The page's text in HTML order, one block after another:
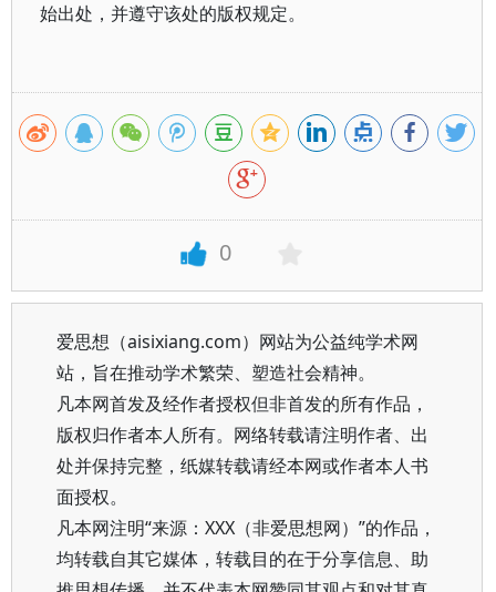
始出处，并遵守该处的版权规定。
0
爱思想（aisixiang.com）网站为公益纯学术网
站，旨在推动学术繁荣、塑造社会精神。
凡本网首发及经作者授权但非首发的所有作品，
版权归作者本人所有。网络转载请注明作者、出
处并保持完整，纸媒转载请经本网或作者本人书
面授权。
凡本网注明“来源：XXX（非爱思想网）”的作品，
均转载自其它媒体，转载目的在于分享信息、助